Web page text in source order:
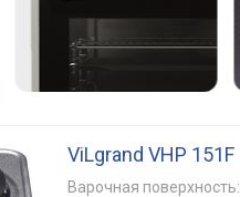
ViLgrand VHP 151F
Варочная поверхность: